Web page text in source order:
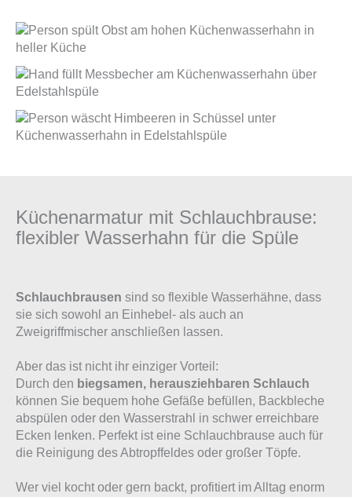
Küchenarmatur mit Schlauchbrause:
flexibler Wasserhahn für die Spüle
Schlauchbrausen sind so flexible Wasserhähne, dass
sie sich sowohl an Einhebel- als auch an
Zweigriffmischer anschließen lassen.
Aber das ist nicht ihr einziger Vorteil:
Durch den biegsamen, herausziehbaren Schlauch
können Sie bequem hohe Gefäße befüllen, Backbleche
abspülen oder den Wasserstrahl in schwer erreichbare
Ecken lenken. Perfekt ist eine Schlauchbrause auch für
die Reinigung des Abtropffeldes oder großer Töpfe.
Wer viel kocht oder gern backt, profitiert im Alltag enorm